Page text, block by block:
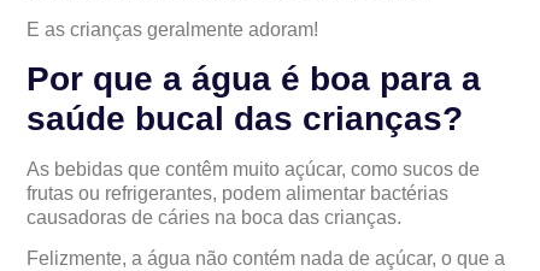
E as crianças geralmente adoram!
Por que a água é boa para a
saúde bucal das crianças?
As bebidas que contêm muito açúcar, como sucos de
frutas ou refrigerantes, podem alimentar bactérias
causadoras de cáries na boca das crianças.
Felizmente, a água não contém nada de açúcar, o que a